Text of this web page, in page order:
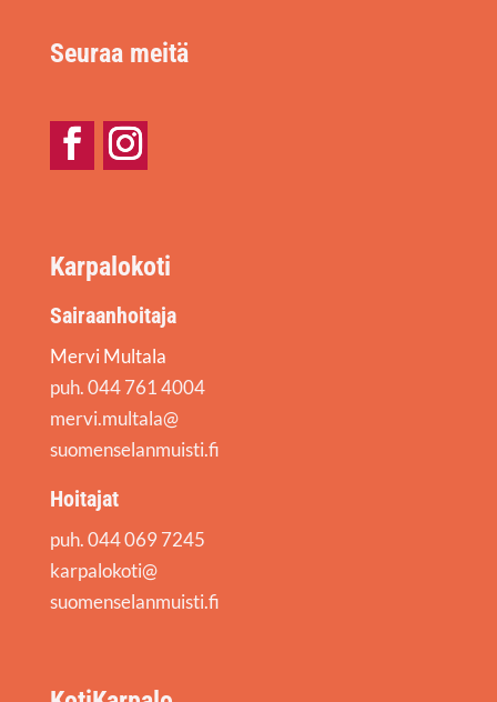
Seuraa meitä
Karpalokoti
Sairaanhoitaja
Mervi Multala
puh. 044 761 4004
mervi.multala@
suomenselanmuisti.fi
Hoitajat
puh. 044 069 7245
karpalokoti@
suomenselanmuisti.fi